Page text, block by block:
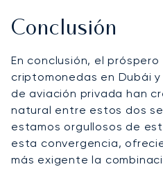
Conclusión
En conclusión, el
criptomonedas en Dubái
de aviación privada han
natural entre estos dos
estamos orgullosos de
esta convergencia,
más exigente la